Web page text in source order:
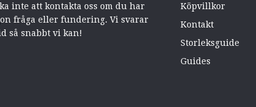
inte att kontakta oss om du har
fråga eller fundering. Vi svarar
så snabbt vi kan!
Köpvillkor
Kontakt
Storleksguide
Guides